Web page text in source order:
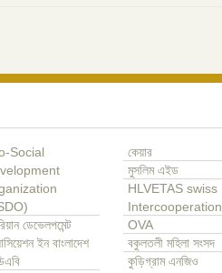
Social
কেয়ার
মুসলিম এইড
HLVETAS swiss
Intercooperation
ডেভেলপমেন্ট
ইন বাংলাদেশ
OVA
বকুলতলী মহিলা সংসদ
কুড়িগ্রাম এনজিও